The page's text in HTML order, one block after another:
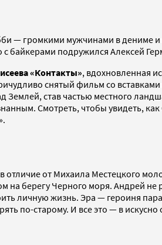
— громкими мужчинами в дениме
с байкерами подружился Алексей
«Контакты», вдохновленная
снятый фильм со вставками
став частью местного
Смотреть, чтобы увидеть,
отличие от Михаила Местецкого
берегу Черного моря. Андрей не
личную жизнь. Эра — героиня
по-старому. И все это — в